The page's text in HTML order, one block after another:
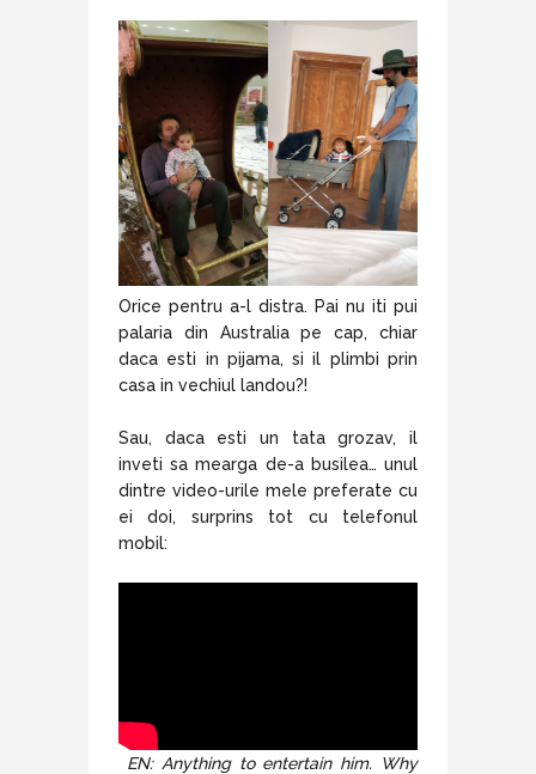
Orice pentru a-l distra. Pai nu iti pui
palaria din Australia pe cap, chiar
daca esti in pijama, si il plimbi prin
casa in vechiul landou?!
Sau, daca esti un tata grozav, il
inveti sa mearga de-a busilea… unul
dintre video-urile mele preferate cu
ei doi, surprins tot cu telefonul
mobil:
EN: Anything to entertain him. Why